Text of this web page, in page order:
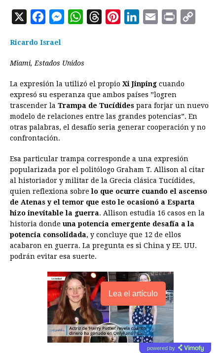
X
c
e
o
k
M
s
g
e
W
t
p
p
s
e
s
t
d
I
n
n
k
Ricardo Israel
Miami, Estados Unidos
La expresión la utilizó el propio Xi Jinping cuando
expresó su esperanza que ambos países ”logren
trascender la Trampa de Tucídides para forjar un nuevo
modelo de relaciones entre las grandes potencias”. En
otras palabras, el desafío seria generar cooperación y no
confrontación.
Esa particular trampa corresponde a una expresión
popularizada por el politólogo Graham T. Allison al citar
al historiador y militar de la Grecia clásica Tucídides,
quien reflexiona sobrelo que ocurre cuando el ascenso
de Atenas y el temor que esto le ocasionó a Esparta
hizo inevitable la guerra. Allison estudia 16 casos en la
historia donde una potencia emergente desafía a la
potencia consolidada, y concluye que 12 de ellos
acabaron en guerra. La pregunta es si China y EE. UU.
podrán evitar esa suerte.
Lea el artículo
powered by